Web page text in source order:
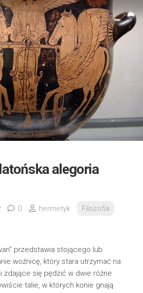
alegoria
0 hermetyk
Filozofia
przedstawia stojącego lub
woźnicę, który stara utrzymać na
zdające się pędzić w dwie różne
talie, w których konie gnają